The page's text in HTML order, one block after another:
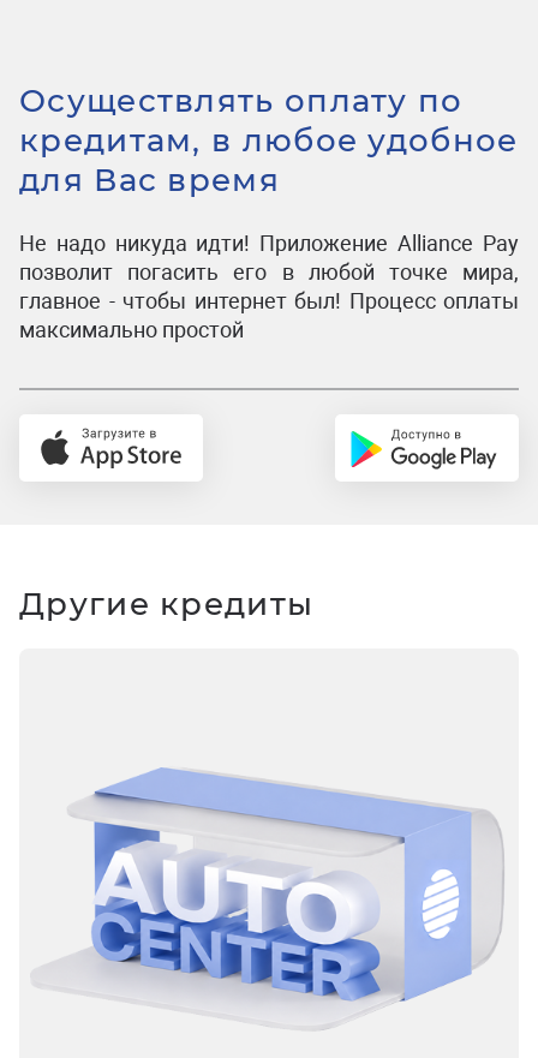
Осуществлять оплату по
кредитам, в любое удобное
для Вас время
Не надо никуда идти! Приложение Alliance Pay
позволит погасить его в любой точке мира,
главное - чтобы интернет был! Процесс оплаты
максимально простой
Другие кредиты